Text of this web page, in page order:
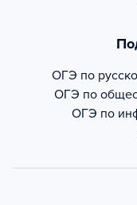
ОГЭ по
ОГЭ по
ОГЭ по